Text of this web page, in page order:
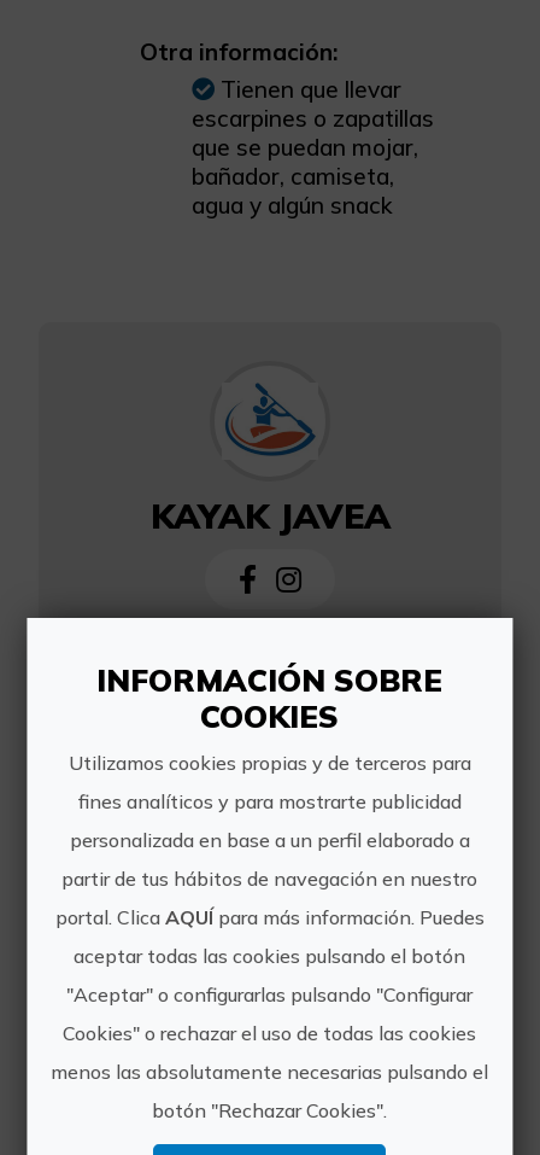
Otra información:
Tienen que llevar
escarpines o zapatillas
que se puedan mojar,
bañador, camiseta,
agua y algún snack
KAYAK JAVEA
Excursiones guiadas en kayak &
snorkel
https://www.kayakjavea.com/
info@kayakjavea.com
679 753 761
Otras experiencias
de KAYAK JAVEA
INFORMACIÓN SOBRE
COOKIES
Utilizamos cookies propias y de terceros para
fines analíticos y para mostrarte publicidad
personalizada en base a un perfil elaborado a
partir de tus hábitos de navegación en nuestro
portal. Clica AQUÍpara más información. Puedes
aceptar todas las cookies pulsando el botón
"Aceptar" o configurarlas pulsando "Configurar
Cookies" o rechazar el uso de todas las cookies
menos las absolutamente necesarias pulsando el
botón "Rechazar Cookies".